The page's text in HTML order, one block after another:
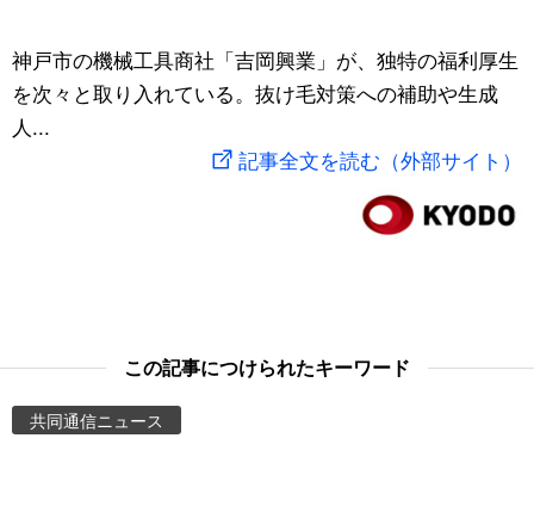
文化
動画/Live
People
スポーツ・東京2020
神戸市の機械工具商社「吉岡興業」が、独特の福利厚生
を次々と取り入れている。抜け毛対策への補助や生成
人...
記事全文を読む（外部サイト）
この記事につけられたキーワード
共同通信ニュース